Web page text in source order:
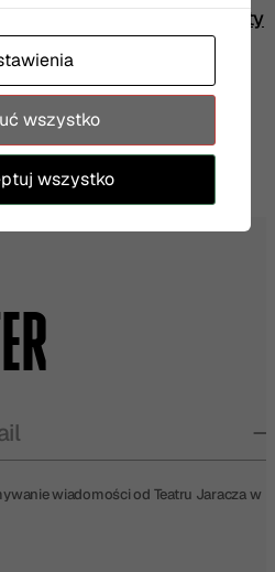
Sontag
Bilety
wiadomości od Teatru Jaracza w
wszystko
wszystko